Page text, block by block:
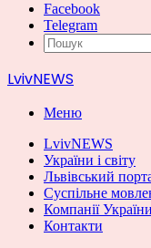
Facebook
Telegram
LvivNEWS
Меню
LvivNEWS
України і світу
Львівський
Суспільне
Компанії України
Контакти